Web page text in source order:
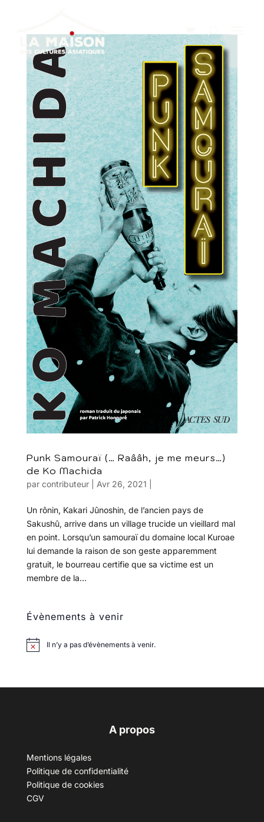
Punk Samouraï (… Raââh, je me meurs…)
de Ko Machida
par contributeur| Avr 26, 2021
Un rônin, Kakari Jûnoshin, de l’ancien pays de
Sakushû, arrive dans un village trucide un vieillard mal
en point. Lorsqu’un samouraï du domaine local Kuroae
lui demande la raison de son geste apparemment
gratuit, le bourreau certifie que sa victime est un
membre de la...
Évènements à venir
Il n’y a pas d’évènements à venir.
A propos
Mentions légales
Politique de confidentialité
Politique de cookies
CGV